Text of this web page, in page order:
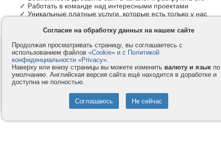
✓ Работать в команде над интересными проектами
✓ Уникальные платные услуги, которые есть только у нас
Контакты
Компания
Privacy и Cookie
Услуги
Как оплатить
Помощь
© 2008-2026
- Все права защищены.
Согласие на обработку данных на нашем сайте
Продолжая просматривать страницу, вы соглашаетесь с
использованием файлов «Cookie» и с Политикой
конфиденциальности «Privacy».
Наверху или внизу страницы вы можете изменить валюту и язык по
умолчанию. Английская версия сайта ещё находится в доработке и
доступна не полностью.